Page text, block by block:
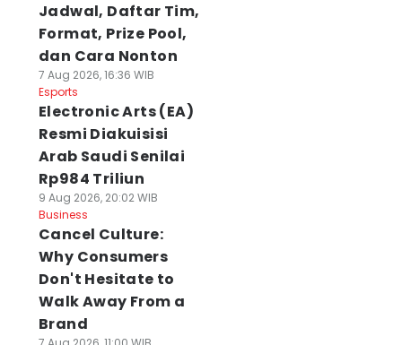
Jadwal, Daftar Tim,
Format, Prize Pool,
dan Cara Nonton
7 Aug 2026, 16:36 WIB
Esports
Electronic Arts (EA)
Resmi Diakuisisi
Arab Saudi Senilai
Rp984 Triliun
9 Aug 2026, 20:02 WIB
Business
Cancel Culture:
Why Consumers
Don't Hesitate to
Walk Away From a
Brand